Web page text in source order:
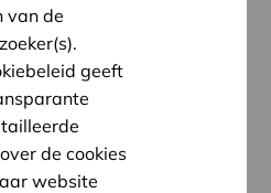
sterke dorpen, buurten en
van de
geeft
de cookies
website